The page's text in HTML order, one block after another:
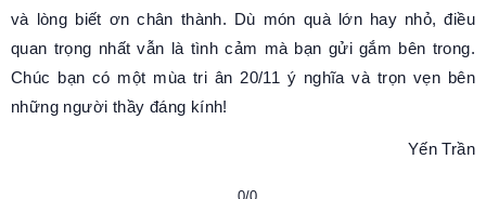
và lòng biết ơn chân thành. Dù món quà lớn hay nhỏ, điều
quan trọng nhất vẫn là tình cảm mà bạn gửi gắm bên trong.
Chúc bạn có một mùa tri ân 20/11 ý nghĩa và trọn vẹn bên
những người thầy đáng kính!
Yến Trần